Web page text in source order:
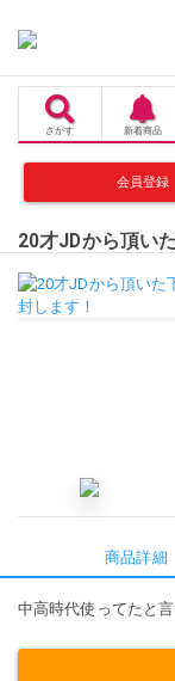
さがす 新着商品
会員登録
20才JDから頂い
商品詳細
中高時代使ってたと